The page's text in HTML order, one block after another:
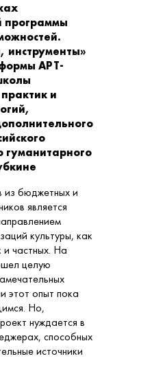
программы
инструменты»
АРТ-
и
гуманитарного
из бюджетных и
является
культуры, как
и частных. На
целую
этот опыт пока
Но,
нуждается в
способных
источники